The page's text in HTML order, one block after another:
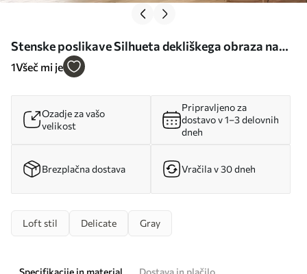
Stenske poslikave Silhueta dekliškega obraza na
betonski steni Št. u96118
1Všeč mi je
Ozadje za vašo
velikost
Pripravljeno za
dostavo v 1–3 delovnih
dneh
Brezplačna dostava Vračila v 30 dneh
Loft stil Delicate Gray
Specifikacije in material
Dostava in plačilo